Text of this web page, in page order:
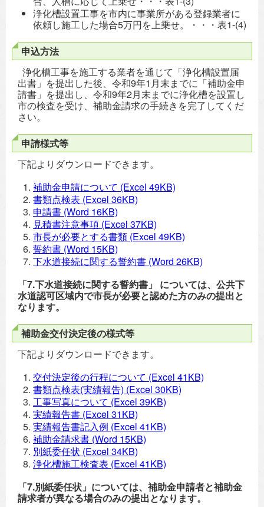
浄化槽設置工事を市内に事業所がある登録業者に
依頼し施工した場合5万円を上乗せ。・・・表1-(4)
申込方法
浄化槽工事を施工する業者を通じて「浄化槽設置届
出書」を提出した後、令和9年1月末までに「補助金申
請書」を提出し、令和9年2月末までに浄化槽を設置し
市の検査を受け、補助金請求の手続きを完了してくだ
さい。
申請様式等
下記よりダウンロードできます。
補助金申請について (Excel 49KB)
書類点検表 (Excel 36KB)
申請書 (Word 16KB)
見積書注意事項 (Excel 37KB)
市長が必要とする書類 (Excel 49KB)
誓約書 (Word 15KB)
下水道接続に関する誓約書 (Word 26KB)
「7.下水道接続に関する誓約書」 については、公共下
水道認可区域内で市長が必要と認めた方のみの提出と
なります。
補助金交付決定後の様式等
下記よりダウンロードできます。
交付決定後の行程について (Excel 41KB)
書類点検表(実績報告) (Excel 30KB)
工事写真について (Excel 39KB)
実績報告書 (Excel 31KB)
実績報告書記入例 (Excel 41KB)
補助金請求書 (Word 15KB)
別紙委任状 (Excel 34KB)
浄化槽施工検査表 (Excel 41KB)
「7.別紙委任状」については、補助金申請者と補助金
請求者が異なる場合のみの提出となります。